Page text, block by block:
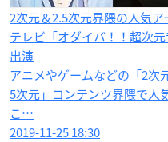
2次元＆2.5次元界隈の人気
テレビ「オダイバ！！超次
出演
アニメやゲームなどの「2次
5次元」コンテンツ界隈で人
こ…
2019-11-25 18:30